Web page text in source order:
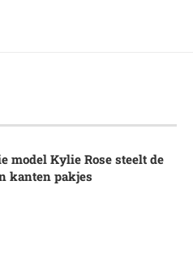
model Kylie Rose steelt de
kanten pakjes